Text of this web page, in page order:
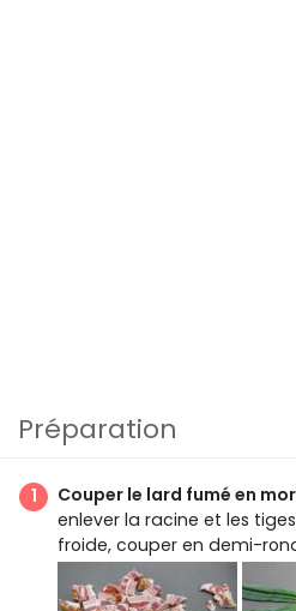
Préparation
Couper le lard fumé en
enlever la racine et les
froide, couper en demi-